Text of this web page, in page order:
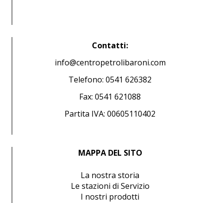
Contatti:
info@centropetrolibaroni.com
Telefono: 0541 626382
Fax: 0541 621088
Partita IVA: 00605110402
MAPPA DEL SITO
La nostra storia
Le stazioni di Servizio
I nostri prodotti